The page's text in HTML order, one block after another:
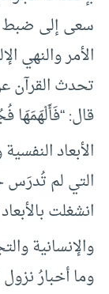
سعى إلى ضبط
الأمر والنهي
تحدث القرآن
قال: “فَأَلْهَمَهَا
الأبعاد
التي لم
انشغلت
والإنسانية
وما أخبارُ